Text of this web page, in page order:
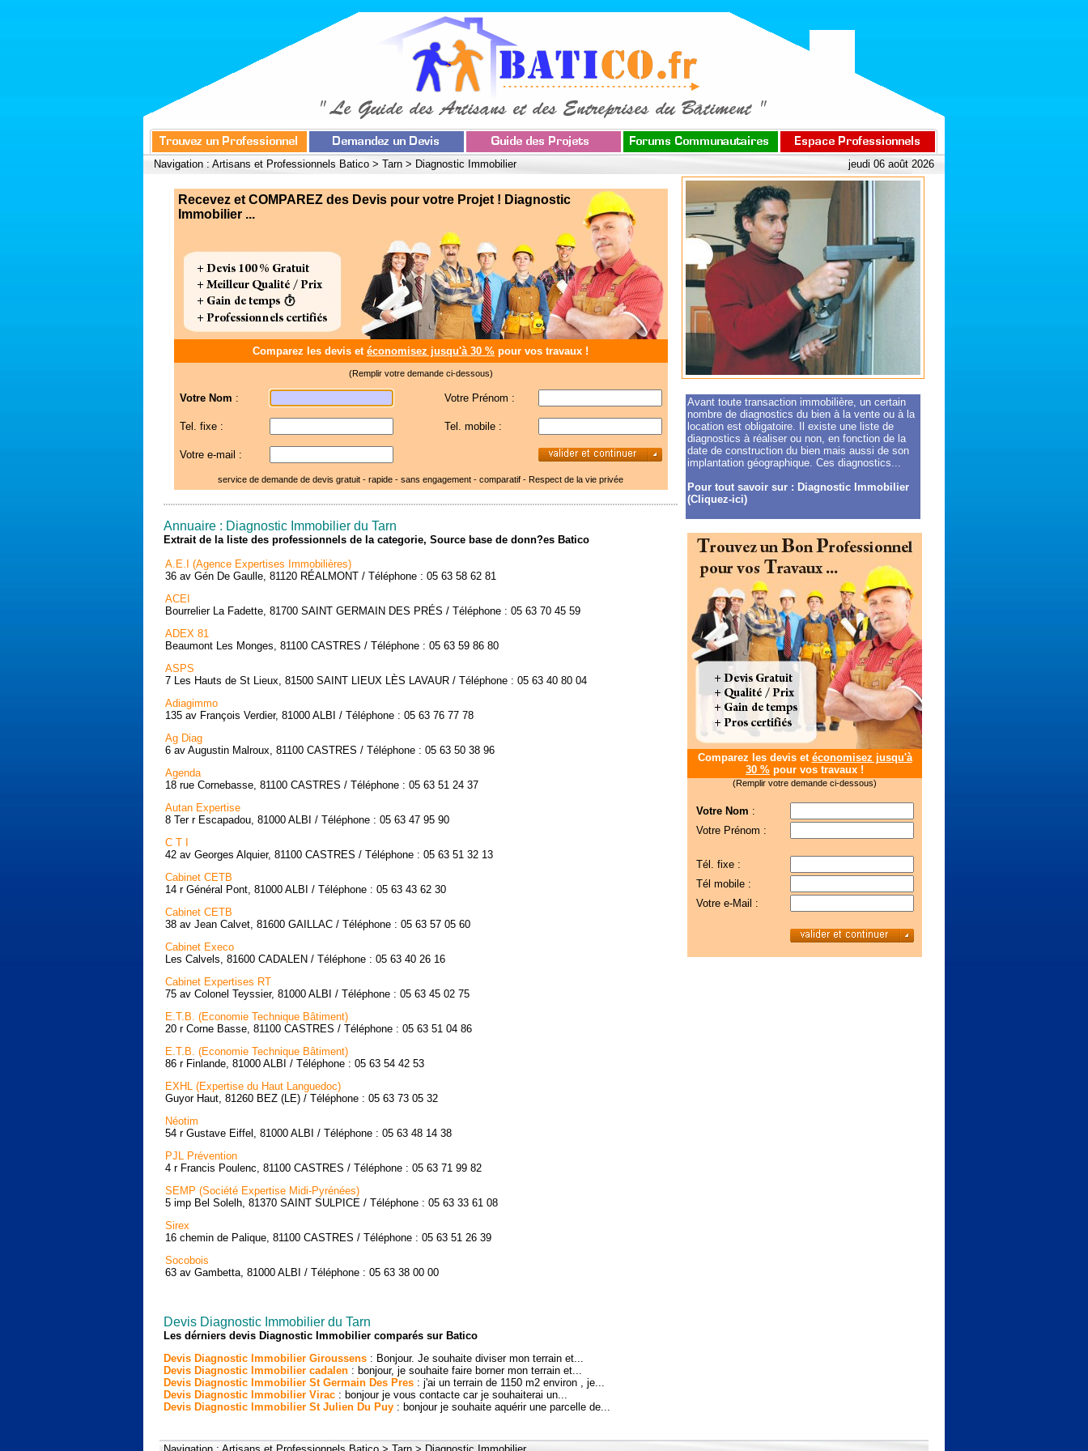
Navigation : Artisans et Professionnels Batico > Tarn > Diagnostic Immobilier jeudi 06 août 2026
Recevez et COMPAREZ des Devis pour votre Projet ! Diagnostic
Immobilier ...
Comparez les devis et économisez jusqu'à 30 % pour vos travaux !
(Remplir votre demande ci-dessous)
Votre Nom : Votre Prénom :
Tel. fixe : Tel. mobile :
Votre e-mail :
service de demande de devis gratuit - rapide - sans engagement - comparatif - Respect de la vie privée
Annuaire : Diagnostic Immobilier du Tarn
Extrait de la liste des professionnels de la categorie, Source base de donn?es Batico
A.E.I (Agence Expertises Immobilières)
36 av Gén De Gaulle, 81120 RÉALMONT / Téléphone : 05 63 58 62 81
ACEI
Bourrelier La Fadette, 81700 SAINT GERMAIN DES PRÉS / Téléphone : 05 63 70 45 59
ADEX 81
Beaumont Les Monges, 81100 CASTRES / Téléphone : 05 63 59 86 80
ASPS
7 Les Hauts de St Lieux, 81500 SAINT LIEUX LÈS LAVAUR / Téléphone : 05 63 40 80 04
Adiagimmo
135 av François Verdier, 81000 ALBI / Téléphone : 05 63 76 77 78
Ag Diag
6 av Augustin Malroux, 81100 CASTRES / Téléphone : 05 63 50 38 96
Agenda
18 rue Cornebasse, 81100 CASTRES / Téléphone : 05 63 51 24 37
Autan Expertise
8 Ter r Escapadou, 81000 ALBI / Téléphone : 05 63 47 95 90
C T I
42 av Georges Alquier, 81100 CASTRES / Téléphone : 05 63 51 32 13
Cabinet CETB
14 r Général Pont, 81000 ALBI / Téléphone : 05 63 43 62 30
Cabinet CETB
38 av Jean Calvet, 81600 GAILLAC / Téléphone : 05 63 57 05 60
Cabinet Execo
Les Calvels, 81600 CADALEN / Téléphone : 05 63 40 26 16
Cabinet Expertises RT
75 av Colonel Teyssier, 81000 ALBI / Téléphone : 05 63 45 02 75
E.T.B. (Economie Technique Bâtiment)
20 r Corne Basse, 81100 CASTRES / Téléphone : 05 63 51 04 86
E.T.B. (Economie Technique Bâtiment)
86 r Finlande, 81000 ALBI / Téléphone : 05 63 54 42 53
EXHL (Expertise du Haut Languedoc)
Guyor Haut, 81260 BEZ (LE) / Téléphone : 05 63 73 05 32
Néotim
54 r Gustave Eiffel, 81000 ALBI / Téléphone : 05 63 48 14 38
PJL Prévention
4 r Francis Poulenc, 81100 CASTRES / Téléphone : 05 63 71 99 82
SEMP (Société Expertise Midi-Pyrénées)
5 imp Bel Solelh, 81370 SAINT SULPICE / Téléphone : 05 63 33 61 08
Sirex
16 chemin de Palique, 81100 CASTRES / Téléphone : 05 63 51 26 39
Socobois
63 av Gambetta, 81000 ALBI / Téléphone : 05 63 38 00 00
Devis Diagnostic Immobilier du Tarn
Les dérniers devis Diagnostic Immobilier comparés sur Batico
Devis Diagnostic Immobilier Giroussens : Bonjour. Je souhaite diviser mon terrain et...
Devis Diagnostic Immobilier cadalen : bonjour, je souhaite faire borner mon terrain et...
Devis Diagnostic Immobilier St Germain Des Pres : j'ai un terrain de 1150 m2 environ , je...
Devis Diagnostic Immobilier Virac : bonjour je vous contacte car je souhaiterai un...
Devis Diagnostic Immobilier St Julien Du Puy : bonjour je souhaite aquérir une parcelle de...
Avant toute transaction immobilière, un certain
nombre de diagnostics du bien à la vente ou à la
location est obligatoire. Il existe une liste de
diagnostics à réaliser ou non, en fonction de la
date de construction du bien mais aussi de son
implantation géographique. Ces diagnostics...
Pour tout savoir sur : Diagnostic Immobilier
(Cliquez-ici)
Comparez les devis et économisez jusqu'à
30 % pour vos travaux !
(Remplir votre demande ci-dessous)
Votre Nom :
Votre Prénom :
Tél. fixe :
Tél mobile :
Votre e-Mail :